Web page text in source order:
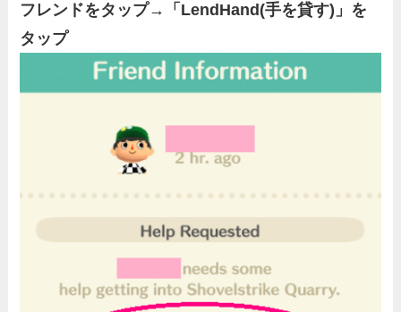
フレンドをタップ→「LendHand(手を貸す)」を
タップ